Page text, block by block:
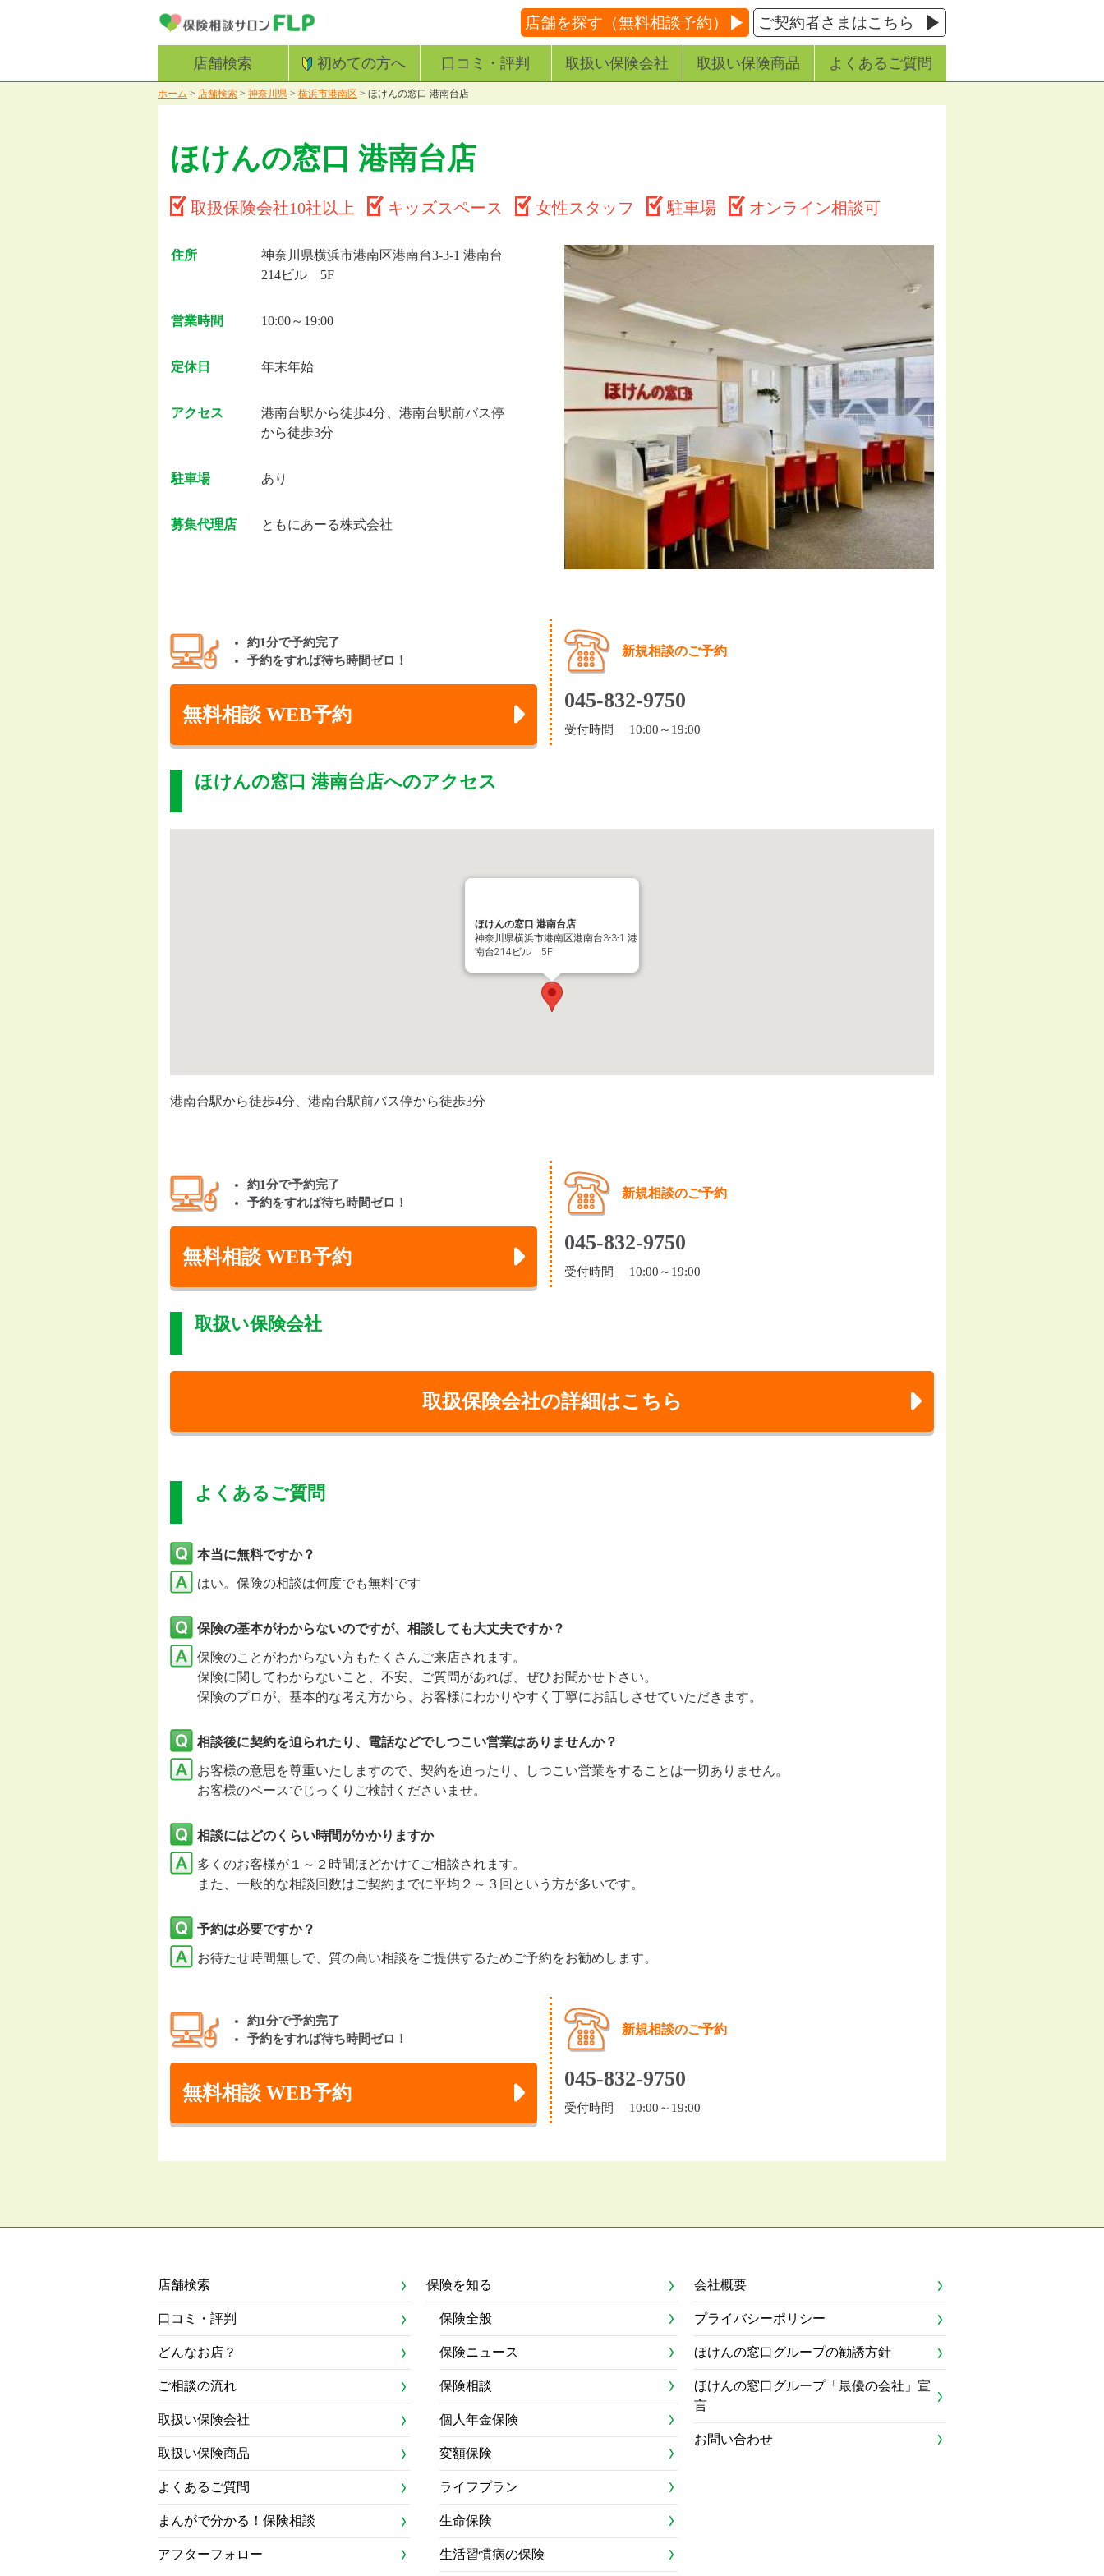
店舗を探す（無料相談予約） ご契約者さまはこちら
店舗検索 初めての方へ 口コミ・評判 取扱い保険会社 取扱い保険商品 よくあるご質問
ホーム > 店舗検索 > 神奈川県 > 横浜市港南区 > ほけんの窓口 港南台店
ほけんの窓口 港南台店
取扱保険会社10社以上 キッズスペース 女性スタッフ 駐車場 オンライン相談可
住所
神奈川県横浜市港南区港南台3-3-1 港南台
214ビル 5F
営業時間 10:00～19:00
定休日 年末年始
アクセス
港南台駅から徒歩4分、港南台駅前バス停
から徒歩3分
駐車場 あり
募集代理店 ともにあーる株式会社
約1分で予約完了
予約をすれば待ち時間ゼロ！
無料相談 WEB予約
新規相談のご予約
045-832-9750
受付時間 10:00～19:00
ほけんの窓口 港南台店へのアクセス
ほけんの窓口 港南台店
神奈川県横浜市港南区港南台3-3-1 港
南台214ビル 5F
港南台駅から徒歩4分、港南台駅前バス停から徒歩3分
約1分で予約完了
予約をすれば待ち時間ゼロ！
無料相談 WEB予約
新規相談のご予約
045-832-9750
受付時間 10:00～19:00
取扱い保険会社
取扱保険会社の詳細はこちら
よくあるご質問
本当に無料ですか？
はい。保険の相談は何度でも無料です
保険の基本がわからないのですが、相談しても大丈夫ですか？
保険のことがわからない方もたくさんご来店されます。
保険に関してわからないこと、不安、ご質問があれば、ぜひお聞かせ下さい。
保険のプロが、基本的な考え方から、お客様にわかりやすく丁寧にお話しさせていただきます。
相談後に契約を迫られたり、電話などでしつこい営業はありませんか？
お客様の意思を尊重いたしますので、契約を迫ったり、しつこい営業をすることは一切ありません。
お客様のペースでじっくりご検討くださいませ。
相談にはどのくらい時間がかかりますか
多くのお客様が１～２時間ほどかけてご相談されます。
また、一般的な相談回数はご契約までに平均２～３回という方が多いです。
予約は必要ですか？
お待たせ時間無しで、質の高い相談をご提供するためご予約をお勧めします。
約1分で予約完了
予約をすれば待ち時間ゼロ！
無料相談 WEB予約
新規相談のご予約
045-832-9750
受付時間 10:00～19:00
店舗検索
口コミ・評判
どんなお店？
ご相談の流れ
取扱い保険会社
取扱い保険商品
よくあるご質問
まんがで分かる！保険相談
アフターフォロー
保険を知る
保険全般
保険ニュース
保険相談
個人年金保険
変額保険
ライフプラン
生命保険
生活習慣病の保険
会社概要
プライバシーポリシー
ほけんの窓口グループの勧誘方針
ほけんの窓口グループ「最優の会社」宣
言
お問い合わせ